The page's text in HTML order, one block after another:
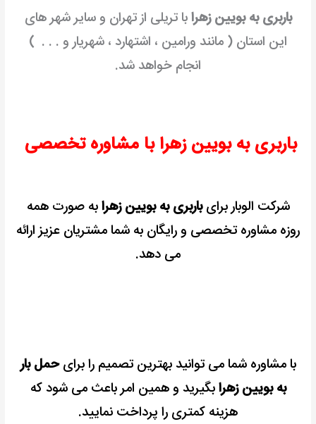
باربری به بویین زهرابا تریلی از تهران و سایر شهر های
این استان ( مانند ورامین ، اشتهارد ، شهریار و . . . )
انجام خواهد شد.
باربری به بویین زهرا با مشاوره تخصصی
شرکت الوبار برایباربری به بویین زهرابه صورت همه
روزه مشاوره تخصصی و رایگان به شما مشتریان عزیز ارائه
می دهد.
با مشاوره شما می توانید بهترین تصمیم را برایحمل بار
به بویین زهرابگیرید و همین امر باعث می شود که
هزینه کمتری را پرداخت نمایید.